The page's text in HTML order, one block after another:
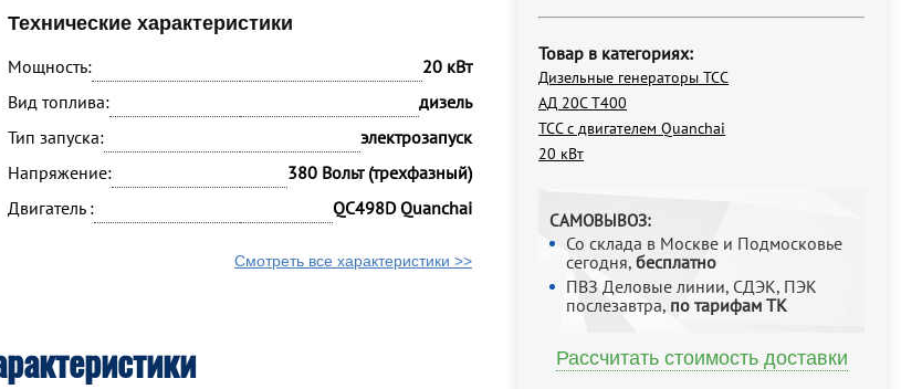
Товар в категориях:
Дизельные генераторы ТСС
АД 20С Т400
ТСС с двигателем Quanchai
20 кВт
САМОВЫВОЗ:
Со склада в Москве и Подмосковье
сегодня, бесплатно
ПВЗ Деловые линии, СДЭК, ПЭК
послезавтра, по тарифам ТК
Рассчитать стоимость доставки
Технические характеристики
Мощность:
20 кВт
Вид топлива:
дизель
Тип запуска:
электрозапуск
Напряжение:
380 Вольт (трехфазный)
Двигатель :
QC498D Quanchai
Смотреть все характеристики >>